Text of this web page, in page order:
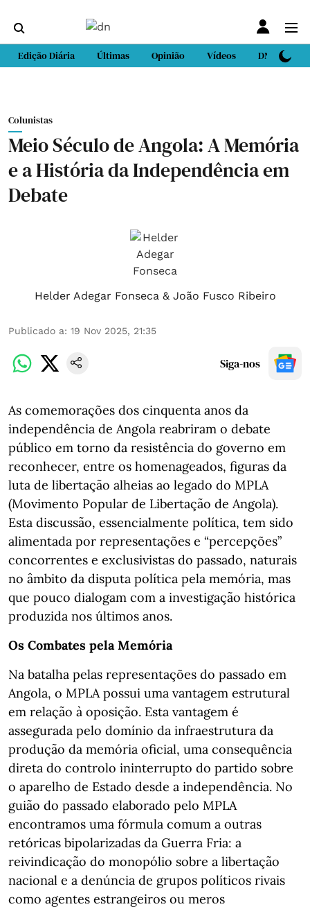
Edição Diária Últimas Opinião Vídeos DN Sport
Colunistas
Meio Século de Angola: A Memória
e a História da Independência em
Debate
Helder Adegar Fonseca & João Fusco Ribeiro
Publicado a: 19 Nov 2025, 21:35
Siga-nos
As comemorações dos cinquenta anos da
independência de Angola reabriram o debate
público em torno da resistência do governo em
reconhecer, entre os homenageados, figuras da
luta de libertação alheias ao legado do MPLA
(Movimento Popular de Libertação de Angola).
Esta discussão, essencialmente política, tem sido
alimentada por representações e “percepções”
concorrentes e exclusivistas do passado, naturais
no âmbito da disputa política pela memória, mas
que pouco dialogam com a investigação histórica
produzida nos últimos anos.
Os Combates pela Memória
Na batalha pelas representações do passado em
Angola, o MPLA possui uma vantagem estrutural
em relação à oposição. Esta vantagem é
assegurada pelo domínio da infraestrutura da
produção da memória oficial, uma consequência
direta do controlo ininterrupto do partido sobre
o aparelho de Estado desde a independência. No
guião do passado elaborado pelo MPLA
encontramos uma fórmula comum a outras
retóricas bipolarizadas da Guerra Fria: a
reivindicação do monopólio sobre a libertação
nacional e a denúncia de grupos políticos rivais
como agentes estrangeiros ou meros